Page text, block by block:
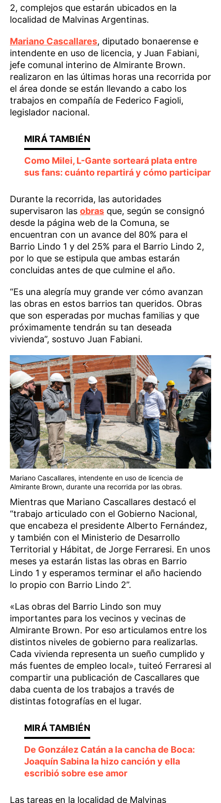
2, complejos que estarán ubicados en la
localidad de Malvinas Argentinas.
Mariano Cascallares, diputado bonaerense e
intendente en uso de licencia, y Juan Fabiani,
jefe comunal interino de Almirante Brown.
realizaron en las últimas horas una recorrida por
el área donde se están llevando a cabo los
trabajos en compañía de Federico Fagioli,
legislador nacional.
Como Milei, L-Gante sorteará plata entre
sus fans: cuánto repartirá y cómo participar
Durante la recorrida, las autoridades
supervisaron las obras que, según se consignó
desde la página web de la Comuna, se
encuentran con un avance del 80% para el
Barrio Lindo 1 y del 25% para el Barrio Lindo 2,
por lo que se estipula que ambas estarán
concluidas antes de que culmine el año.
“Es una alegría muy grande ver cómo avanzan
las obras en estos barrios tan queridos. Obras
que son esperadas por muchas familias y que
próximamente tendrán su tan deseada
vivienda”, sostuvo Juan Fabiani.
Mariano Cascallares, intendente en uso de licencia de
Almirante Brown, durante una recorrida por las obras.
Mientras que Mariano Cascallares destacó el
“trabajo articulado con el Gobierno Nacional,
que encabeza el presidente Alberto Fernández,
y también con el Ministerio de Desarrollo
Territorial y Hábitat, de Jorge Ferraresi. En unos
meses ya estarán listas las obras en Barrio
Lindo 1 y esperamos terminar el año haciendo
lo propio con Barrio Lindo 2”.
«Las obras del Barrio Lindo son muy
importantes para los vecinos y vecinas de
Almirante Brown. Por eso articulamos entre los
distintos niveles de gobierno para realizarlas.
Cada vivienda representa un sueño cumplido y
más fuentes de empleo local», tuiteó Ferraresi al
compartir una publicación de Cascallares que
daba cuenta de los trabajos a través de
distintas fotografías en el lugar.
De González Catán a la cancha de Boca:
Joaquín Sabina la hizo canción y ella
escribió sobre ese amor
Las tareas en la localidad de Malvinas